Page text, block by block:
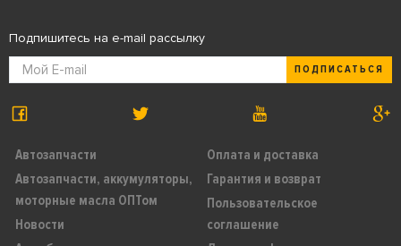
Автозапчасти
Автозапчасти, аккумуляторы,
моторные масла ОПТом
Новости
Оплата и доставка
Гарантия и возврат
Пользовательское
соглашение
Подпишитесь на e-mail рассылку
ПОДПИСАТЬСЯ